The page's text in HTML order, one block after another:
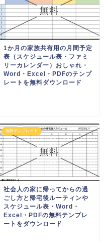
1か月の家族共有用の月間予定
表（スケジュール表・ファミ
リーカレンダー）おしゃれ・
Word・Excel・PDFのテンプ
レートを無料ダウンロード
無料テンプレート
社会人の家に帰ってからの過
ごし方と帰宅後ルーティンや
スケジュール表・Word・
Excel・PDFの無料テンプレ
ートをダウンロード